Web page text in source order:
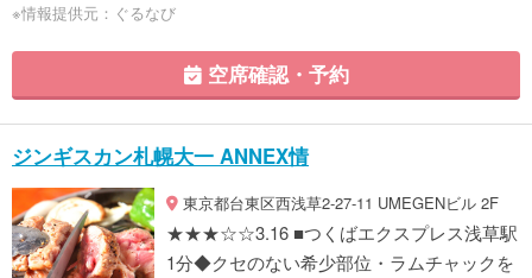
※情報提供元：ぐるなび
空席確認・予約
ジンギスカン札幌大一 ANNEX情
東京都台東区西浅草2-27-11 UMEGENビル 2F
★★★☆☆3.16 ■つくばエクスプレス浅草駅
1分◆クセのない希少部位・ラムチャックを